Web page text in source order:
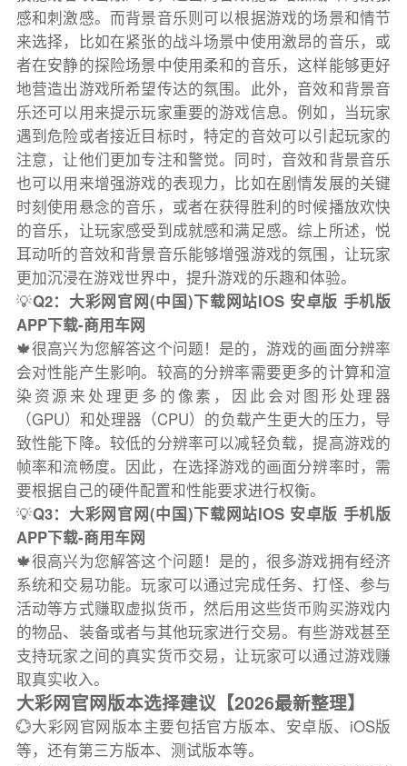
感和刺激感。而背景音乐则可以根据游戏的场景和情节
来选择，比如在紧张的战斗场景中使用激昂的音乐，或
者在安静的探险场景中使用柔和的音乐，这样能够更好
地营造出游戏所希望传达的氛围。此外，音效和背景音
乐还可以用来提示玩家重要的游戏信息。例如，当玩家
遇到危险或者接近目标时，特定的音效可以引起玩家的
注意，让他们更加专注和警觉。同时，音效和背景音乐
也可以用来增强游戏的表现力，比如在剧情发展的关键
时刻使用悬念的音乐，或者在获得胜利的时候播放欢快
的音乐，让玩家感受到成就感和满足感。综上所述，悦
耳动听的音效和背景音乐能够增强游戏的氛围，让玩家
更加沉浸在游戏世界中，提升游戏的乐趣和体验。
💡Q2：大彩网官网(中国)下载网站IOS 安卓版 手机版
APP下载-商用车网
🍁很高兴为您解答这个问题！是的，游戏的画面分辨率
会对性能产生影响。较高的分辨率需要更多的计算和渲
染资源来处理更多的像素，因此会对图形处理器
（GPU）和处理器（CPU）的负载产生更大的压力，导
致性能下降。较低的分辨率可以减轻负载，提高游戏的
帧率和流畅度。因此，在选择游戏的画面分辨率时，需
要根据自己的硬件配置和性能要求进行权衡。
💡Q3：大彩网官网(中国)下载网站IOS 安卓版 手机版
APP下载-商用车网
🍁很高兴为您解答这个问题！是的，很多游戏拥有经济
系统和交易功能。玩家可以通过完成任务、打怪、参与
活动等方式赚取虚拟货币，然后用这些货币购买游戏内
的物品、装备或者与其他玩家进行交易。有些游戏甚至
支持玩家之间的真实货币交易，让玩家可以通过游戏赚
取真实收入。
大彩网官网版本选择建议【2026最新整理】
💮大彩网官网版本主要包括官方版本、安卓版、iOS版
等，还有第三方版本、测试版本等。